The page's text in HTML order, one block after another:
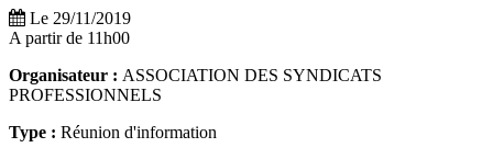
Le 29/11/2019
A partir de 11h00
Organisateur : ASSOCIATION DES SYNDICATS
PROFESSIONNELS
Type : Réunion d'information